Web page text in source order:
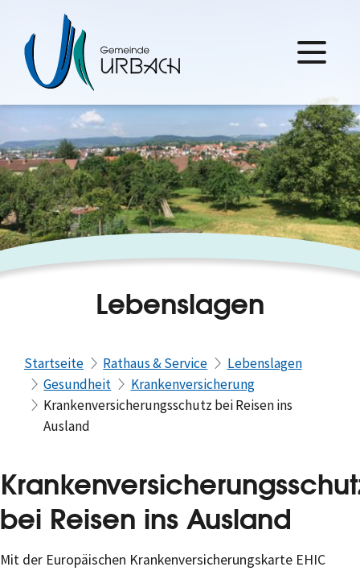
Lebenslagen
Startseite Rathaus & Service
Lebenslagen
Gesundheit
Krankenversicherung
Krankenversicherungsschutz bei Reisen ins
Ausland
bei Reisen ins Ausland
Mit der Europäischen Krankenversicherungskarte EHIC